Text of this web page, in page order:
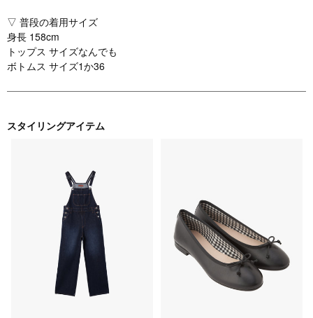
▽ 普段の着用サイズ
身長 158cm
トップス サイズなんでも
ボトムス サイズ1か36
スタイリングアイテム